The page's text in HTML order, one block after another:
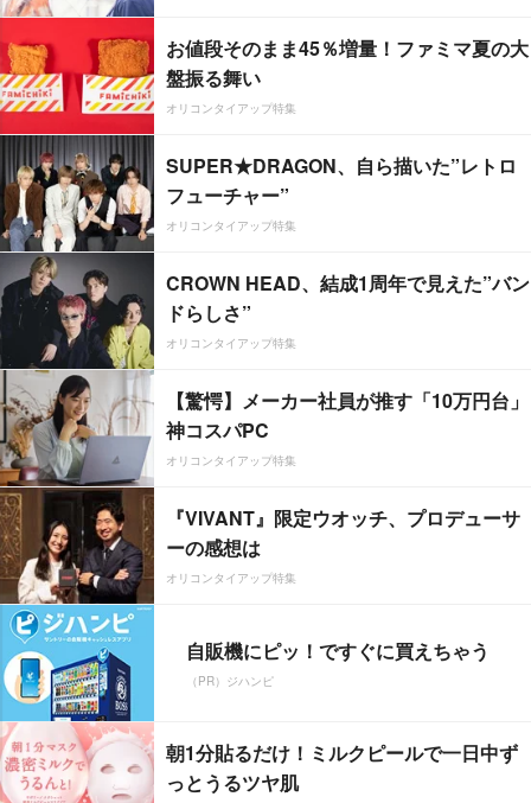
お値段そのまま45％増量！ファミマ夏の大
盤振る舞い
オリコンタイアップ特集
SUPER★DRAGON、自ら描いた”レトロ
フューチャー”
オリコンタイアップ特集
CROWN HEAD、結成1周年で見えた”バン
ドらしさ”
オリコンタイアップ特集
【驚愕】メーカー社員が推す「10万円台」
神コスパPC
オリコンタイアップ特集
『VIVANT』限定ウオッチ、プロデューサ
ーの感想は
オリコンタイアップ特集
自販機にピッ！ですぐに買えちゃう
（PR）ジハンピ
朝1分貼るだけ！ミルクピールで一日中ず
っとうるツヤ肌